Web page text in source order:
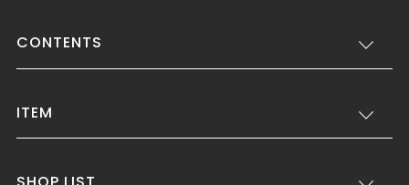
CONTENTS
ITEM